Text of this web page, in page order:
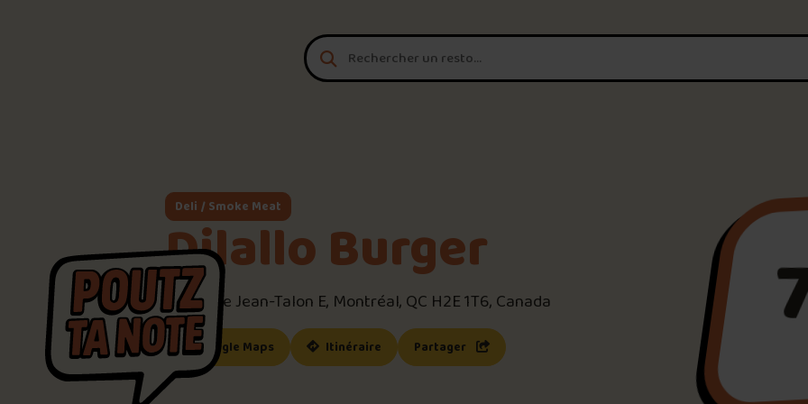
T'es un vrai
Connecte-toipour POUTZ ta
Trouve une POUTZ sur la
Palmarès des meilleures
Deli / Smoke Meat
Dilallo Burger
1840 Rue Jean-Talon E, Montréal, QC H2E 1T6, Canada
Google Maps (ce lien s’ouvrira dans une nouvelle fenêtre)
Itinéraire (ce lien s’ouvrira dans une nouvelle fenêtre)
Partager